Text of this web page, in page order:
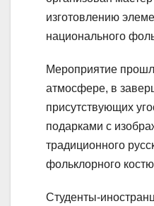
изготовлению
национального
Мероприятие
атмосфере, в
присутствующих
подарками с
традиционного
фольклорного
Студенты-